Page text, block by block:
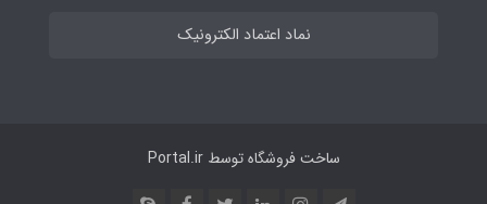
نماد اعتماد الکترونیک
ساخت فروشگاه توسطPortal.ir